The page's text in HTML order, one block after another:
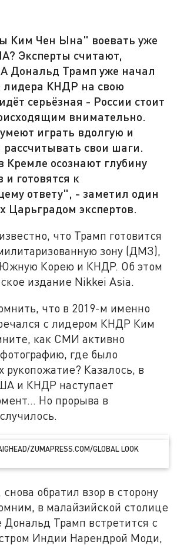
Ким Чен Ына" воевать уже
Эксперты считают,
Дональд Трамп уже начал
лидера КНДР на свою
серьёзная - России стоит
внимательно.
играть вдолгую и
рассчитывать свои шаги.
Кремле осознают глубину
и готовятся к
ответу", - заметил один
Царьградом экспертов.
что Трамп готовится
зону (ДМЗ),
Корею и КНДР. Об этом
издание Nikkei Asia.
что в 2019-м именно
с лидером КНДР Ким
как СМИ активно
где было
рукопожатие? Казалось, в
и КНДР наступает
Но прорыва в
ZUMAPRESS.COM/GLOBAL LOOK
обратил взор в сторону
в малайзийской столице
Трамп встретится с
Индии Нарендрой Моди,